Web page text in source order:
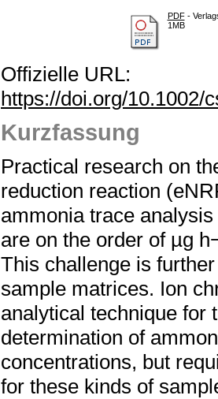
PDF-
1MB
Offizielle URL:
https://doi.org/10.1002/
Kurzfassung
Practical research on
reduction reaction
ammonia trace
are on the order of µg
This challenge is
sample matrices. Ion
analytical technique for
determination of
concentrations, but
for these kinds of